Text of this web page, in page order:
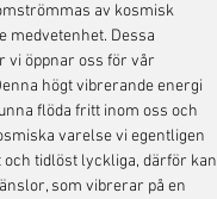
av kosmisk
medvetenhet. Dessa
vi öppnar oss för vår
högt vibrerande energi
flöda fritt inom oss och
varelse vi egentligen
tidlöst lyckliga, därför kan
som vibrerar på en